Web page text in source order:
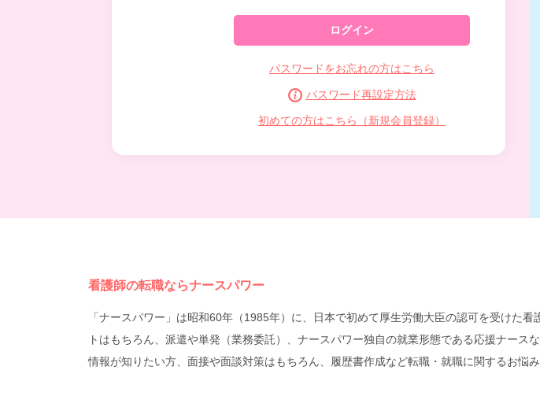
パスワードをお忘れの方はこちら
パスワード再設定方法
初めての方はこちら（新規会員登録）
看護師の転職ならナースパワー
「ナースパワー」は昭和60年（1985年）に、日本で初めて厚生労働大臣の認可を受けた
トはもちろん、派遣や単発（業務委託）、ナースパワー独自の就業形態である応援ナー
情報が知りたい方、面接や面談対策はもちろん、履歴書作成など転職・就職に関するお悩